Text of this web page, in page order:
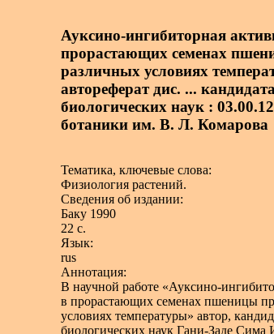
Ауксино-ингибиторная
прорастающих семенах
различных условиях
автореферат дис. ... кандидата
биологических наук :
ботаники им. В. Л. Комарова
Тематика, ключевые слова:
Физиология растений.
Сведения об издании:
Баку 1990
22 с.
Язык:
rus
Аннотация:
В научной работе «Ауксино-
в прорастающих семенах пшеницы
условиях температуры» автор,
биологических наук Гани-Заде Сима